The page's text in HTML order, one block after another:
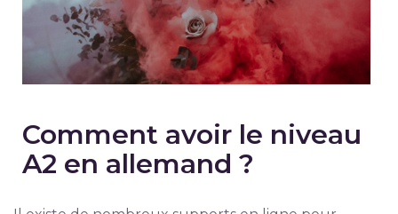
Comment avoir le niveau
A2 en allemand ?